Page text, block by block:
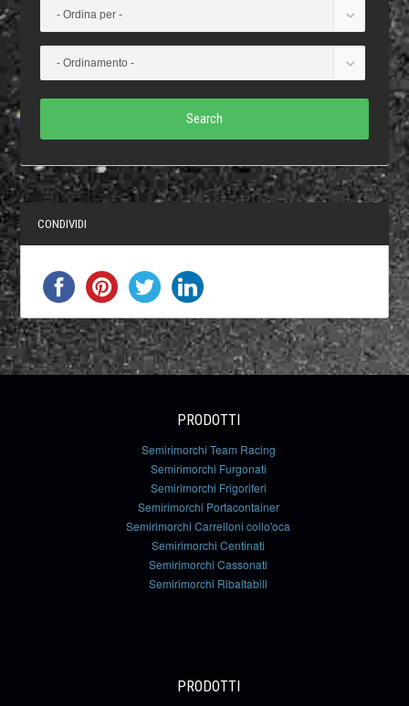
Search
CONDIVIDI
PRODOTTI
Semirimorchi Team Racing
Semirimorchi Furgonati
Semirimorchi Frigoriferi
Semirimorchi Portacontainer
Semirimorchi Carrelloni collo'oca
Semirimorchi Centinati
Semirimorchi Cassonati
Semirimorchi Ribaltabili
PRODOTTI